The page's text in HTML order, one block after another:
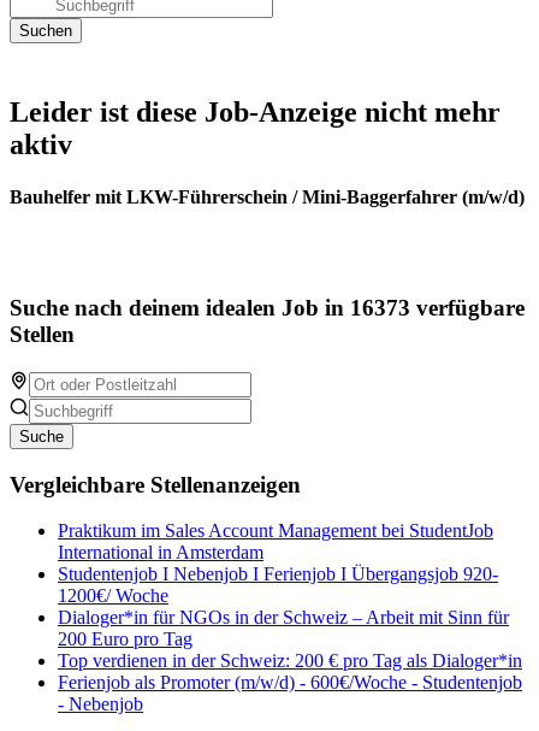
Leider ist diese Job-Anzeige nicht mehr
aktiv
Bauhelfer mit LKW-Führerschein / Mini-Baggerfahrer (m/w/d)
Suche nach deinem idealen Job in 16373 verfügbare
Stellen
Suche
Vergleichbare Stellenanzeigen
Praktikum im Sales Account Management bei StudentJob
International in Amsterdam
Studentenjob I Nebenjob I Ferienjob I Übergangsjob 920-
1200€/ Woche
Dialoger*in für NGOs in der Schweiz – Arbeit mit Sinn für
200 Euro pro Tag
Top verdienen in der Schweiz: 200 € pro Tag als Dialoger*in
Ferienjob als Promoter (m/w/d) - 600€/Woche - Studentenjob
- Nebenjob